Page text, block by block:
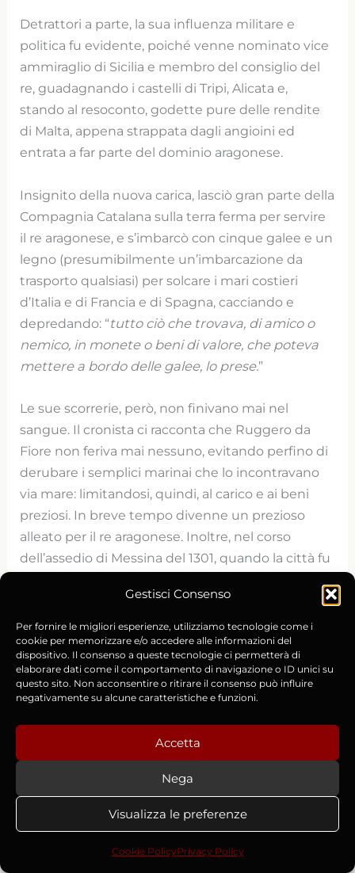
Gestisci Consenso
Per fornire le migliori esperienze, utilizziamo tecnologie come i
cookie per memorizzare e/o accedere alle informazioni del
dispositivo. Il consenso a queste tecnologie ci permetterà di
elaborare dati come il comportamento di navigazione o ID unici su
questo sito. Non acconsentire o ritirare il consenso può influire
negativamente su alcune caratteristiche e funzioni.
Accetta
Nega
Visualizza le preferenze
Cookie PolicyPrivacy Policy
Detrattori a parte, la sua influenza militare e
politica fu evidente, poiché venne nominato vice
ammiraglio di Sicilia e membro del consiglio del
re, guadagnando i castelli di Tripi, Alicata e,
stando al resoconto, godette pure delle rendite
di Malta, appena strappata dagli angioini ed
entrata a far parte del dominio aragonese.
Insignito della nuova carica, lasciò gran parte della
Compagnia Catalana sulla terra ferma per servire
il re aragonese, e s’imbarcò con cinque galee e un
legno (presumibilmente un’imbarcazione da
trasporto qualsiasi) per solcare i mari costieri
d’Italia e di Francia e di Spagna, cacciando e
depredando: “tutto ciò che trovava, di amico o
nemico, in monete o beni di valore, che poteva
mettere a bordo delle galee, lo prese.”
Le sue scorrerie, però, non finivano mai nel
sangue. Il cronista ci racconta che Ruggero da
Fiore non feriva mai nessuno, evitando perfino di
derubare i semplici marinai che lo incontravano
via mare: limitandosi, quindi, al carico e ai beni
preziosi. In breve tempo divenne un prezioso
alleato per il re aragonese. Inoltre, nel corso
dell’assedio di Messina del 1301, quando la città fu
d’Angiò, Ruggero da Fiore si dimostrò
indispensabile.
L’eroica impresa di Messina e la rottura del blocco
navale
Tornato in Sicilia, e saputo dell’assedio alla città di
Messina, Ruggero da Fiore radunò la sua
gli ebrei fanno con il Messia
all’impresa che lo consacrò nell’Olimpo degli eroi
medievali.